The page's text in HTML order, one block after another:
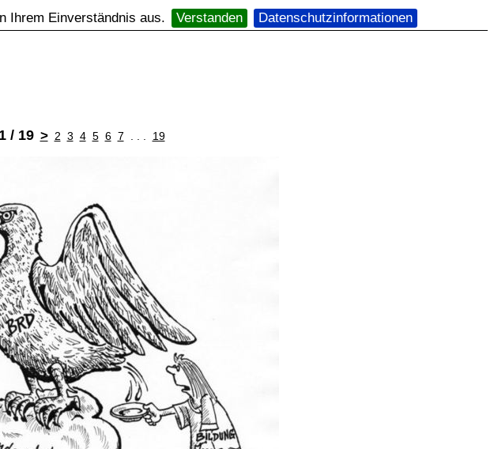
Ihrem Einverständnis aus. Verstanden Datenschutzinformationen
1 / 19 > 2 3 4 5 6 7 19